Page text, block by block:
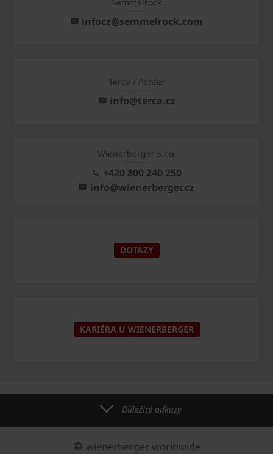
infocz@semmelrock.com
Terca / Penter
info@terca.cz
Wienerberger s.r.o.
+420 800 240 250
info@wienerberger.cz
DOTAZY
KARIÉRA U WIENERBERGER
Důležité odkazy
wienerberger worldwide